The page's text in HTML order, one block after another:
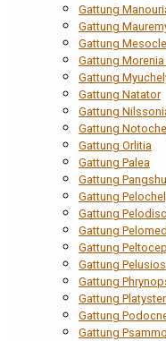
Gattung
Gattung
Gattung
Gattung
Gattung
Gattung Natator
Gattung
Gattung
Gattung Orlitia
Gattung Palea
Gattung
Gattung
Gattung
Gattung
Gattung
Gattung
Gattung
Gattung
Gattung
Gattung